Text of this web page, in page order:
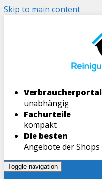
Skip to main content
Verbraucherportal
unabhängig
Fachurteile
kompakt
Die besten
Angebote der Shops
Toggle navigation